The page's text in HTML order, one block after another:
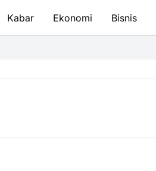
Kabar Ekonomi Bisnis